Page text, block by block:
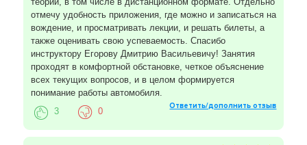
отмечу удобность приложения, где можно и записаться на
вождение, и просматривать лекции, и решать билеты, а
также оценивать свою успеваемость. Спасибо
инструктору Егорову Дмитрию Васильевичу! Занятия
проходят в комфортной обстановке, четкое объяснение
всех текущих вопросов, и в целом формируется
понимание работы автомобиля.
Ответить/дополнить отзыв
3 0